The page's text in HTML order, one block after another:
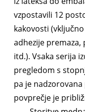
vzpostavili 12
kakovosti
adhezije
itd.). Vsaka serija
pregledom s
pa je
povprečje je